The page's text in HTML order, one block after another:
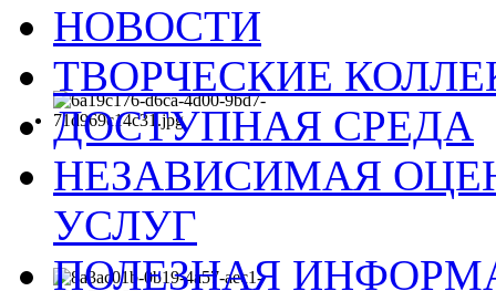
НОВОСТИ
ТВОРЧЕСКИЕ
ДОСТУПНАЯ СРЕДА
НЕЗАВИСИМАЯ
УСЛУГ
ПОЛЕЗНАЯ